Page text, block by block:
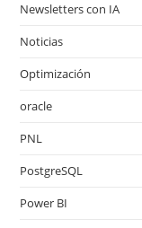
Newsletters con IA
Noticias
Optimización
oracle
PNL
PostgreSQL
Power BI